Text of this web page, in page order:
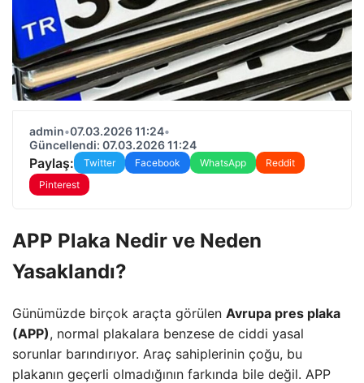
admin•07.03.2026 11:24•
Güncellendi: 07.03.2026 11:24
Paylaş: Twitter Facebook WhatsApp
Reddit
Pinterest
APP Plaka Nedir ve Neden
Yasaklandı?
Günümüzde birçok araçta görülen Avrupa pres plaka
(APP), normal plakalara benzese de ciddi yasal
sorunlar barındırıyor. Araç sahiplerinin çoğu, bu
plakanın geçerli olmadığının farkında bile değil. APP